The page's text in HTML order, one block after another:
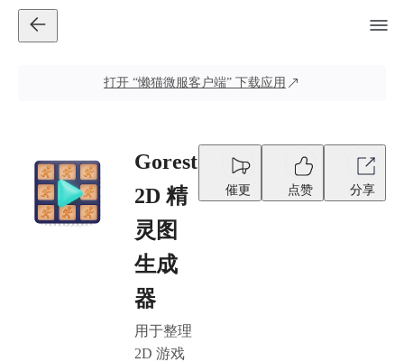
打开 “懒猫微服客户端” 下载应用
Gorest
2D 精
灵图
生成
器
用于整理
2D 游戏
催更 点赞 分享